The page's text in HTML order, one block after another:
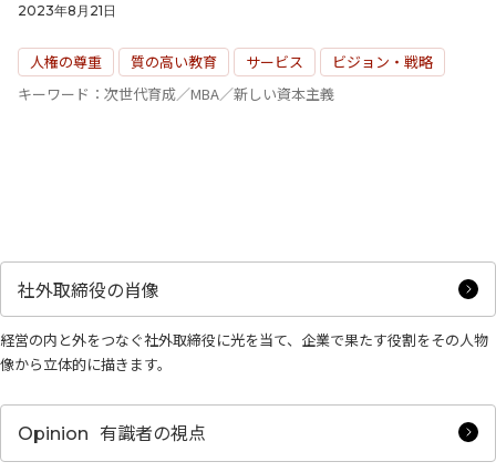
2023年8月21日
人権の尊重 質の高い教育 サービス
ビジョン・戦略
キーワード：次世代育成／MBA／新しい資本主義
社外取締役の肖像
経営の内と外をつなぐ社外取締役に光を当て、企業で果たす役割をその人物
像から立体的に描きます。
Opinion 有識者の視点